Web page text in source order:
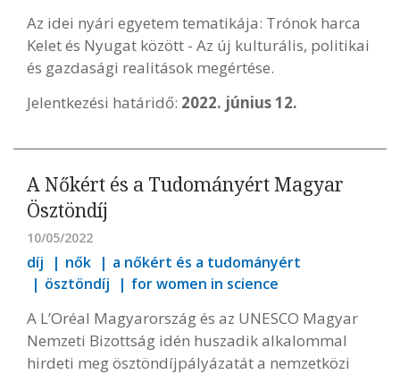
Az idei nyári egyetem tematikája: Trónok harca
Kelet és Nyugat között - Az új kulturális, politikai
és gazdasági realitások megértése.
Jelentkezési határidő: 2022. június 12.
A Nőkért és a Tudományért Magyar
Ösztöndíj
10/05/2022
díj nők
a nőkért és a tudományért
ösztöndíj
for women in science
A L’Oréal Magyarország és az UNESCO Magyar
Nemzeti Bizottság idén huszadik alkalommal
hirdeti meg ösztöndíjpályázatát a nemzetközi